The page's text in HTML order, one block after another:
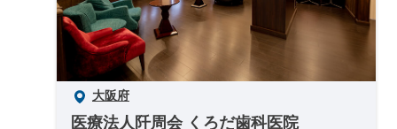
大阪府
医療法人阡周会 くろだ歯科医院